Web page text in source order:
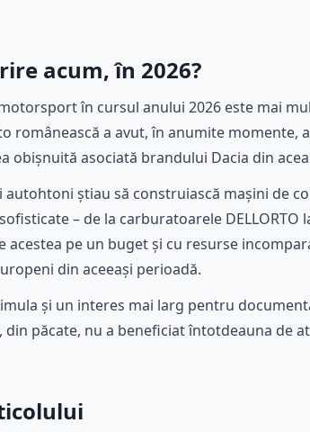
acum, în 2026?
în cursul anului 2026 este mai
românească a avut, în anumite momente,
obișnuită asociată brandului Dacia din
autohtoni știau să construiască mașini de
– de la carburatoarele DELLORTO
pe un buget și cu resurse
din aceeași perioadă.
și un interes mai larg pentru
păcate, nu a beneficiat întotdeauna de